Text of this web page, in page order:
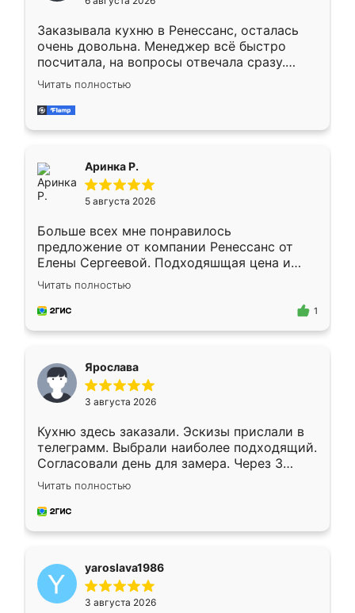
мебели буду заказывать только здесь.
Заказывала кухню в Ренессанс, осталась
очень довольна. Менеджер всё быстро
посчитала, на вопросы отвечала сразу.
Замерщик приехал в субботу, подошёл к
делу со всей ответственностью. Собрали
за день, ребята работали аккуратно, даже
Читать полностью
Аринка Р.
5 августа 2026
Больше всех мне понравилось
предложение от компании Ренессанс от
Елены Сергеевой. Подходяшщая цена и
короткие сроки изготовления. Приехавший
для замера сотрудник Владислав
предложил по моему эскизу самый
Читать полностью
1
Ярослава
3 августа 2026
Кухню здесь заказали. Эскизы прислали в
телеграмм. Выбрали наиболее подходящий.
Согласовали день для замера. Через 3
недели кухня была уже готова. Остались
довольны работой. Спасибо Ренессанс
мебель за качественную работу!
Читать полностью
yaroslava1986
3 августа 2026